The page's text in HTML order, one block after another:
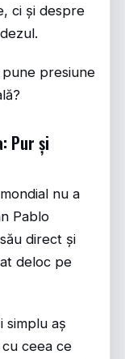
ci și despre
presiune
Pur și
nu a
Pablo
direct și
deloc pe
simplu aș
ceea ce